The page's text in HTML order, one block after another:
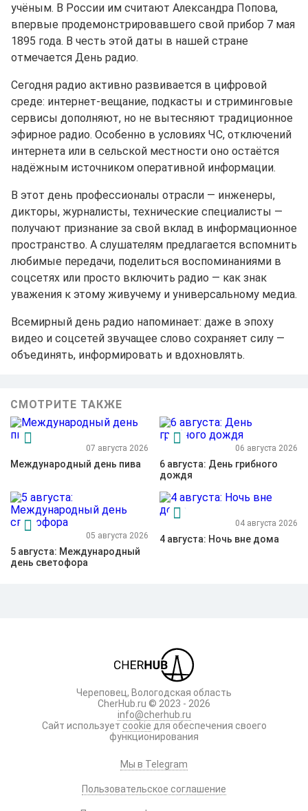
учёным. В России им считают Александра Попова,
впервые продемонстрировавшего свой прибор 7 мая
1895 года. В честь этой даты в нашей стране
отмечается День радио.
Сегодня радио активно развивается в цифровой
среде: интернет-вещание, подкасты и стриминговые
сервисы дополняют, но не вытесняют традиционное
эфирное радио. Особенно в условиях ЧС, отключений
интернета или в сельской местности оно остаётся
надёжным источником оперативной информации.
В этот день профессионалы отрасли — инженеры,
дикторы, журналисты, технические специалисты —
получают признание за свой вклад в информационное
пространство. А слушателям предлагается вспомнить
любимые передачи, поделиться воспоминаниями в
соцсетях или просто включить радио — как знак
уважения к этому живучему и универсальному медиа.
Всемирный день радио напоминает: даже в эпоху
видео и соцсетей звучащее слово сохраняет силу —
объединять, информировать и вдохновлять.
СМОТРИТЕ ТАКЖЕ
07 августа 2026
Международный день пива
06 августа 2026
6 августа: День грибного
дождя
05 августа 2026
5 августа: Международный
день светофора
04 августа 2026
4 августа: Ночь вне дома
Череповец, Вологодская область
CherHub.ru © 2023 - 2026
info@cherhub.ru
Сайт использует cookie для обеспечения своего
функционирования
Мы в Telegram
Пользовательское соглашение